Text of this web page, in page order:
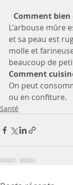
Comment bien
L'arbouse mûre
et sa peau est
molle et
beaucoup de
Comment
On peut
ou en confiture.
Santé